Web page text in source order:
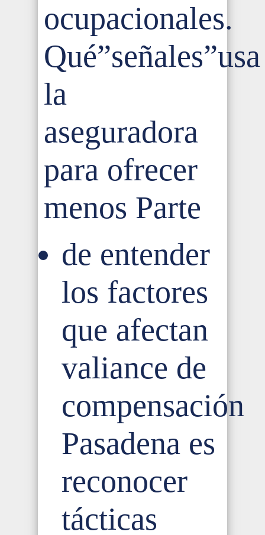
ocupacionales.
Qué”señales”usa
la
aseguradora
para ofrecer
menos Parte
de entender
los factores
que afectan
valiance de
compensación
Pasadena es
reconocer
tácticas